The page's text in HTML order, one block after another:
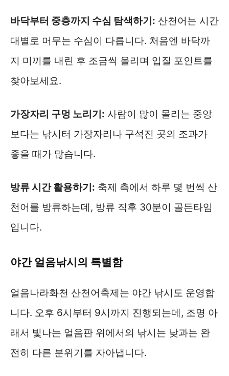
바닥부터 중층까지 수심 탐색하기: 산천어는 시간
대별로 머무는 수심이 다릅니다. 처음엔 바닥까
지 미끼를 내린 후 조금씩 올리며 입질 포인트를
찾아보세요.
가장자리 구멍 노리기: 사람이 많이 몰리는 중앙
보다는 낚시터 가장자리나 구석진 곳의 조과가
좋을 때가 많습니다.
방류 시간 활용하기: 축제 측에서 하루 몇 번씩 산
천어를 방류하는데, 방류 직후 30분이 골든타임
입니다.
야간 얼음낚시의 특별함
얼음나라화천 산천어축제는 야간 낚시도 운영합
니다. 오후 6시부터 9시까지 진행되는데, 조명 아
래서 빛나는 얼음판 위에서의 낚시는 낮과는 완
전히 다른 분위기를 자아냅니다.